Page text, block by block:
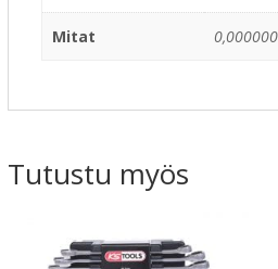
Mitat
Tutustu myös